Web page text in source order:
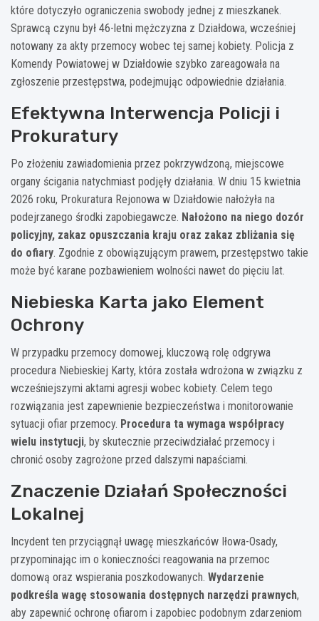
które dotyczyło ograniczenia swobody jednej z mieszkanek.
Sprawcą czynu był 46-letni mężczyzna z Działdowa, wcześniej
notowany za akty przemocy wobec tej samej kobiety. Policja z
Komendy Powiatowej w Działdowie szybko zareagowała na
zgłoszenie przestępstwa, podejmując odpowiednie działania.
Efektywna Interwencja Policji i
Prokuratury
Po złożeniu zawiadomienia przez pokrzywdzoną, miejscowe
organy ścigania natychmiast podjęły działania. W dniu 15 kwietnia
2026 roku, Prokuratura Rejonowa w Działdowie nałożyła na
podejrzanego środki zapobiegawcze. Nałożono na niego dozór
policyjny, zakaz opuszczania kraju oraz zakaz zbliżania się
do ofiary. Zgodnie z obowiązującym prawem, przestępstwo takie
może być karane pozbawieniem wolności nawet do pięciu lat.
Niebieska Karta jako Element
Ochrony
W przypadku przemocy domowej, kluczową rolę odgrywa
procedura Niebieskiej Karty, która została wdrożona w związku z
wcześniejszymi aktami agresji wobec kobiety. Celem tego
rozwiązania jest zapewnienie bezpieczeństwa i monitorowanie
sytuacji ofiar przemocy. Procedura ta wymaga współpracy
wielu instytucji, by skutecznie przeciwdziałać przemocy i
chronić osoby zagrożone przed dalszymi napaściami.
Znaczenie Działań Społeczności
Lokalnej
Incydent ten przyciągnął uwagę mieszkańców Iłowa-Osady,
przypominając im o konieczności reagowania na przemoc
domową oraz wspierania poszkodowanych. Wydarzenie
podkreśla wagę stosowania dostępnych narzędzi prawnych,
aby zapewnić ochronę ofiarom i zapobiec podobnym zdarzeniom